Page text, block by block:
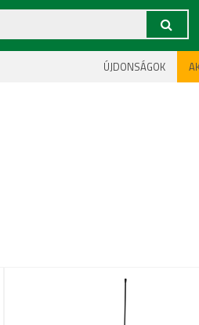
ÚJDONSÁGOK